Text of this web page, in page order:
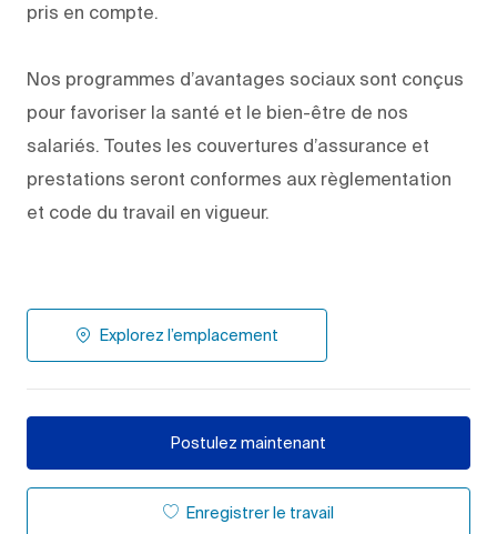
pris en compte.
Nos programmes d’avantages sociaux sont conçus
pour favoriser la santé et le bien-être de nos
salariés. Toutes les couvertures d’assurance et
prestations seront conformes aux règlementation
et code du travail en vigueur.
Explorez l’emplacement
Postulez maintenant
Enregistrer le travail